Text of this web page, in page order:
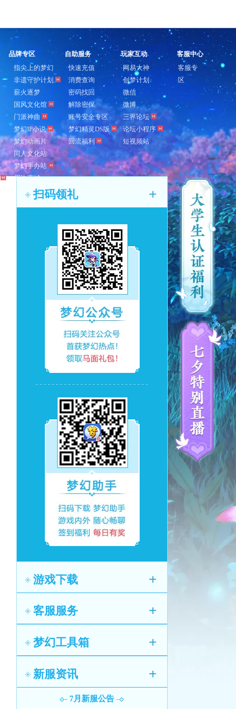
品牌专区 自助服务 玩家互动
客服中心
指尖上的梦幻
非遗守护计划
薪火逐梦
国风文化馆
门派神曲
梦幻IP小说
梦幻动画片
同人文化站
梦幻手办站
周边商城
快速充值
消费查询
密码找回
解除密保
账号安全专区
梦幻精灵DS版
回流福利
网易大神
创梦计划
微信
微博
三界论坛
论坛小程序
短视频站
客服专
区
扫码领礼
游戏下载
客服服务
梦幻工具箱
新服资讯
7月新服公告